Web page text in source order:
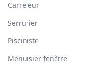
Carreleur
Serrurier
Pisciniste
Menuisier fenêtre